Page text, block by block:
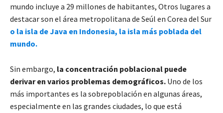
mundo incluye a 29 millones de habitantes, Otros lugares a
destacar son el área metropolitana de Seúl en Corea del Sur
o la isla de Java en Indonesia, la isla más poblada del
mundo.
Sin embargo, la concentración poblacional puede
derivar en varios problemas demográficos. Uno de los
más importantes es la sobrepoblación en algunas áreas,
especialmente en las grandes ciudades, lo que está